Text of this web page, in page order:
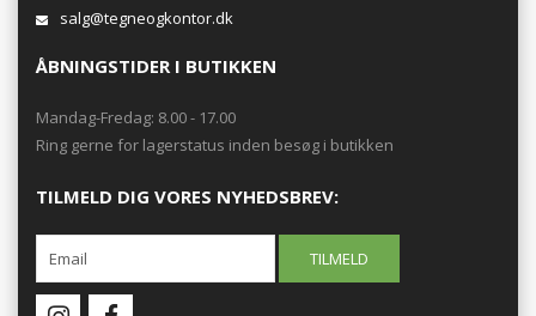
salg@tegneogkontor.dk
ÅBNINGSTIDER I BUTIKKEN
Mandag-Fredag: 8.00 - 17.00
Ring gerne for lagerstatus inden besøg i butikken
TILMELD DIG VORES NYHEDSBREV: